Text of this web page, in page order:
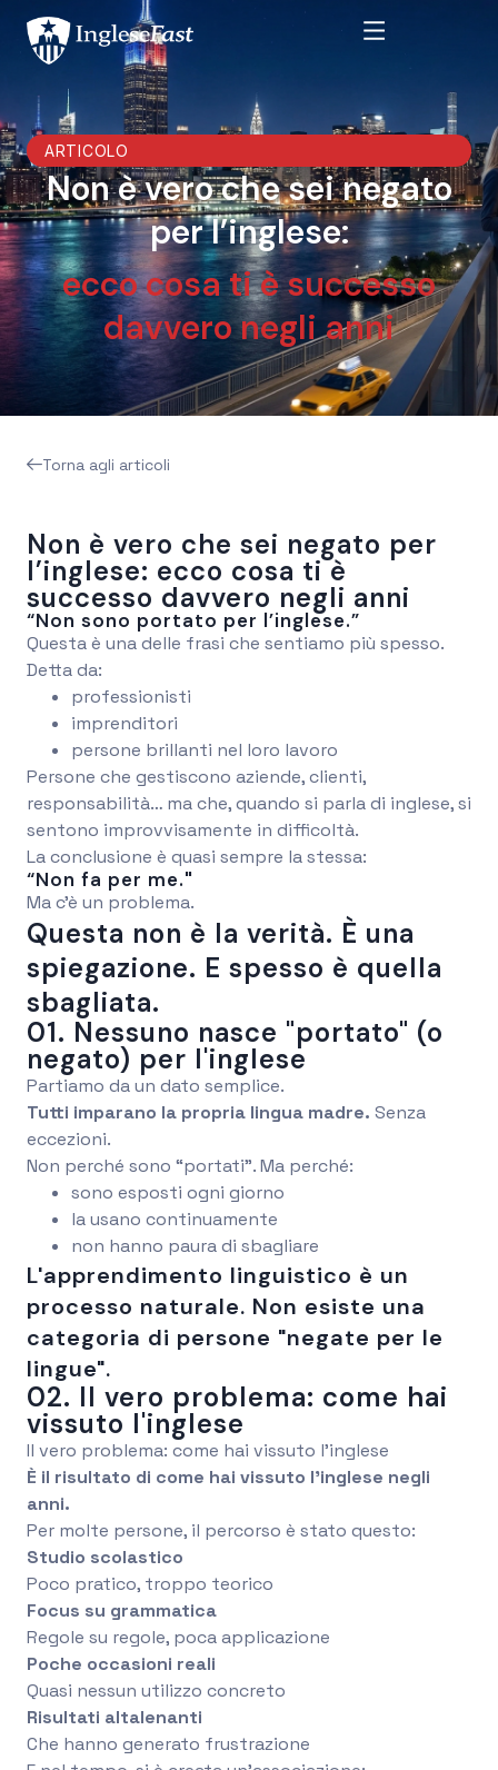
ARTICOLO
Non è vero che sei negato
per l’inglese:
ecco cosa ti è successo
davvero negli anni
Torna agli articoli
Non è vero che sei negato per
l’inglese: ecco cosa ti è
successo davvero negli anni
“Non sono portato per l’inglese.”
Questa è una delle frasi che sentiamo più spesso.
Detta da:
professionisti
imprenditori
persone brillanti nel loro lavoro
Persone che gestiscono aziende, clienti,
responsabilità… ma che, quando si parla di inglese, si
sentono improvvisamente in difficoltà.
La conclusione è quasi sempre la stessa:
“Non fa per me."
Ma c’è un problema.
Questa non è la verità. È una
spiegazione. E spesso è quella
sbagliata.
01. Nessuno nasce "portato" (o
negato) per l'inglese
Partiamo da un dato semplice.
Tutti imparano la propria lingua madre. Senza
eccezioni.
Non perché sono “portati”. Ma perché:
sono esposti ogni giorno
la usano continuamente
non hanno paura di sbagliare
L'apprendimento linguistico è un
processo naturale. Non esiste una
categoria di persone "negate per le
lingue".
02. Il vero problema: come hai
vissuto l'inglese
Il vero problema: come hai vissuto l’inglese
È il risultato di come hai vissuto l’inglese negli
anni.
Per molte persone, il percorso è stato questo:
Studio scolastico
Poco pratico, troppo teorico
Focus su grammatica
Regole su regole, poca applicazione
Poche occasioni reali
Quasi nessun utilizzo concreto
Risultati altalenanti
Che hanno generato frustrazione